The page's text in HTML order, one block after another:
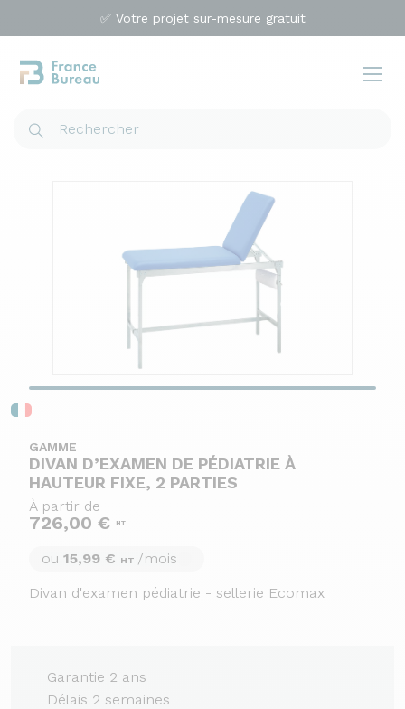
✅ Votre projet sur-mesure gratuit
GAMME
DIVAN D’EXAMEN DE PÉDIATRIE À
HAUTEUR FIXE, 2 PARTIES
À partir de
726,00 € HT
ou 15,99 € HT /mois
Divan d'examen pédiatrie - sellerie Ecomax
Garantie 2 ans
Délais 2 semaines